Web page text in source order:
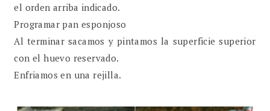
el orden arriba indicado.
Programar pan esponjoso
Al terminar sacamos y pintamos la superficie superior
con el huevo reservado.
Enfriamos en una rejilla.